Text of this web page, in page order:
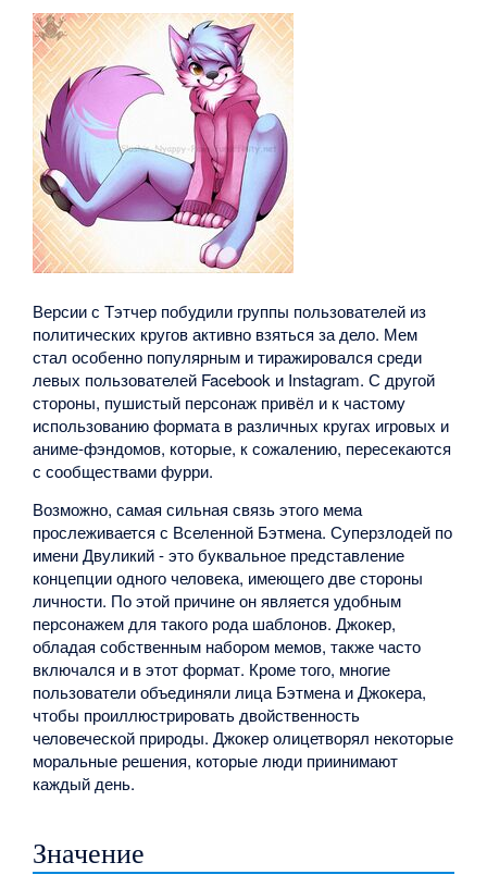
Версии с Тэтчер побудили группы пользователей из
политических кругов активно взяться за дело. Мем
стал особенно популярным и тиражировался среди
левых пользователей Facebook и Instagram. С другой
стороны, пушистый персонаж привёл и к частому
использованию формата в различных кругах игровых и
аниме-фэндомов, которые, к сожалению, пересекаются
с сообществами фурри.
Возможно, самая сильная связь этого мема
прослеживается с Вселенной Бэтмена. Суперзлодей по
имени Двуликий - это буквальное представление
концепции одного человека, имеющего две стороны
личности. По этой причине он является удобным
персонажем для такого рода шаблонов. Джокер,
обладая собственным набором мемов, также часто
включался и в этот формат. Кроме того, многие
пользователи объединяли лица Бэтмена и Джокера,
чтобы проиллюстрировать двойственность
человеческой природы. Джокер олицетворял некоторые
моральные решения, которые люди приинимают
каждый день.
Значение